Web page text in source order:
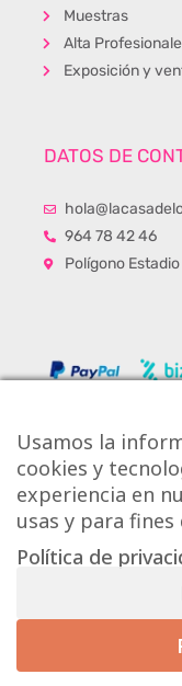
Muestras
Alta
Exposición y
DATOS DE
964 78 42 46
Polígono
Usamos la
cookies y
experiencia en
usas y para
Política de